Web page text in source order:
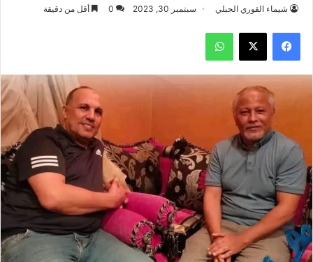
شيماء القوري الجبلي سبتمبر 30, 2023 0 أقل من دقيقة
فيسبوك ‫X واتساب